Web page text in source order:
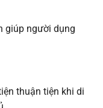
giúp người dụng
thuận tiện khi di